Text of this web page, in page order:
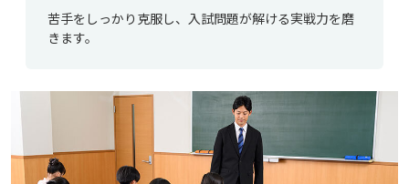
苦手をしっかり克服し、入試問題が解ける実戦力を磨
きます。